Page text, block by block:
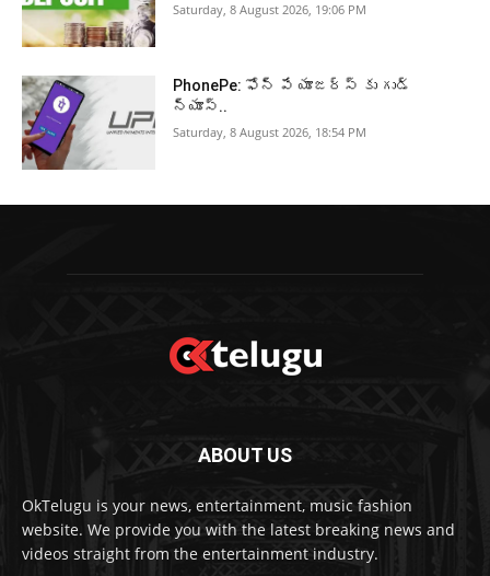
Saturday, 8 August 2026, 19:06 PM
PhonePe: ఫోన్ పే యూజర్స్ కు గుడ్
న్యూస్..
Saturday, 8 August 2026, 18:54 PM
ABOUT US
OkTelugu is your news, entertainment, music fashion
website. We provide you with the latest breaking news and
videos straight from the entertainment industry.